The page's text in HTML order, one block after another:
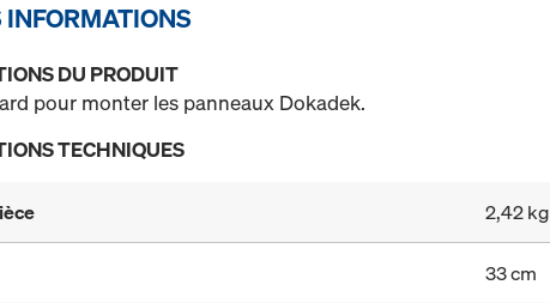
DU PRODUIT
pour monter les panneaux Dokadek.
TECHNIQUES
2,42 kg
33 cm